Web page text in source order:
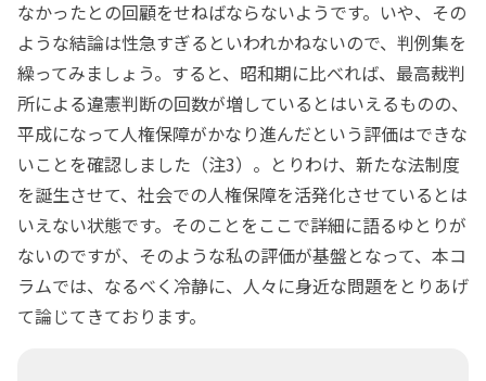
なかったとの回顧をせねばならないようです。いや、その
ような結論は性急すぎるといわれかねないので、判例集を
繰ってみましょう。すると、昭和期に比べれば、最高裁判
所による違憲判断の回数が増しているとはいえるものの、
平成になって人権保障がかなり進んだという評価はできな
いことを確認しました（注3）。とりわけ、新たな法制度
を誕生させて、社会での人権保障を活発化させているとは
いえない状態です。そのことをここで詳細に語るゆとりが
ないのですが、そのような私の評価が基盤となって、本コ
ラムでは、なるべく冷静に、人々に身近な問題をとりあげ
て論じてきております。